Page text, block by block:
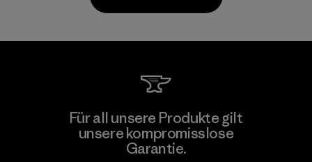
Kwang Viet Garment Co., Ltd
Für all unsere Produkte gilt
unsere kompromisslose
Garantie.